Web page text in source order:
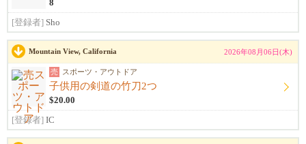
8
[登録者] Sho
Mountain View, California 2026年08月06日(木)
売 スポーツ・アウトドア
子供用の剣道の竹刀2つ
$20.00
[登録者] IC